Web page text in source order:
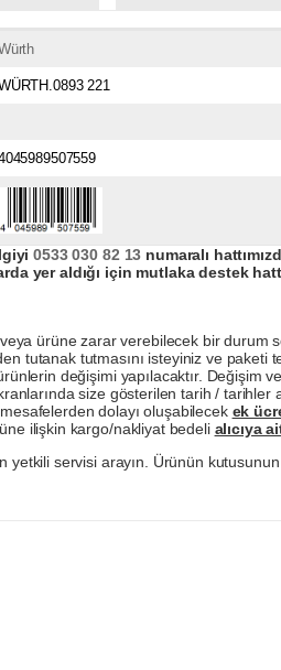
221
0533 030 82 13 numaralı
yer aldığı için mutlaka destek
ürüne zarar verebilecek bir
tutanak tutmasını isteyiniz ve paketi
değişimi yapılacaktır. Değişim
size gösterilen tarih /
dolayı oluşabilecek ek
ilişkin kargo/nakliyat bedeli alıcıya
yetkili servisi arayın. Ürünün